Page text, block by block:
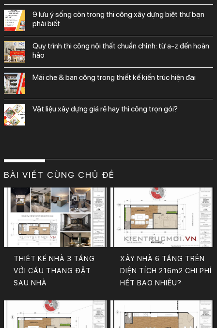
9 lưu ý sống còn trong thi công xây dựng biệt thự bạn
phải biết
quy trình thi công nội thất chuẩn chỉnh: từ a-z đến hoàn
hảo
mái che & ban công trong thiết kế kiến trúc hiện đại
vật liệu xây dựng giá rẻ hay thi công trọn gói?
BÀI VIẾT CÙNG CHỦ ĐỀ
THIẾT KẾ NHÀ 3 TẦNG
VỚI CẦU THANG ĐẶT
SAU NHÀ
XÂY NHÀ 6 TẦNG TRÊN
DIỆN TÍCH 216m2 CHI PHÍ
HẾT BAO NHIÊU?